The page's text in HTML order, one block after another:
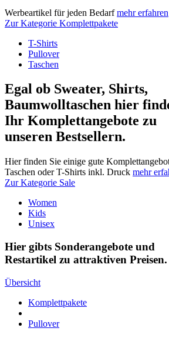
Werbeartikel für jeden Bedarfmehr erfahren
Zur Kategorie Komplettpakete
T-Shirts
Pullover
Taschen
Egal ob Sweater, Shirts,
Baumwolltaschen hier
Ihr Komplettangebote zu
unseren Bestsellern.
Hier finden Sie einige gute
Taschen oder T-Shirts inkl. Druck mehr
Zur Kategorie Sale
Women
Kids
Unisex
Hier gibts Sonderangebote und
Restartikel zu attraktiven Preisen.
Übersicht
Komplettpakete
Pullover